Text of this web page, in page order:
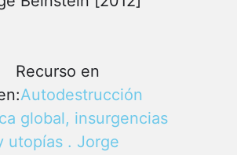
Recurso en
Autodestrucción
global, insurgencias
utopías . Jorge